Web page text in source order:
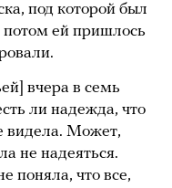
под которой был
ей пришлось
вчера в семь
ли надежда, что
видела. Может,
не надеяться.
поняла, что все,